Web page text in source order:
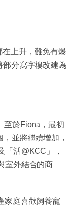
在上升，難免有爆
部分寫字樓改建為
至於Fiona，最初
並將繼續增加，
「活@KCC」，
室外結合的商
家庭喜歡飼養寵